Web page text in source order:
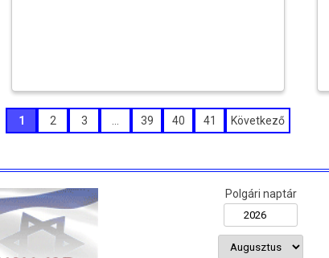
1 2 3 39 40 41 Következő
Polgári naptár